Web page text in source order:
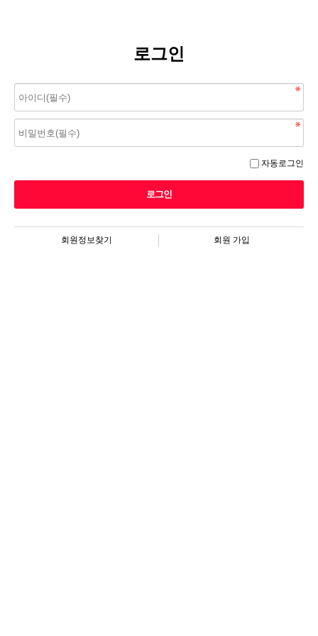
로그인
자동로그인
회원정보찾기 회원 가입